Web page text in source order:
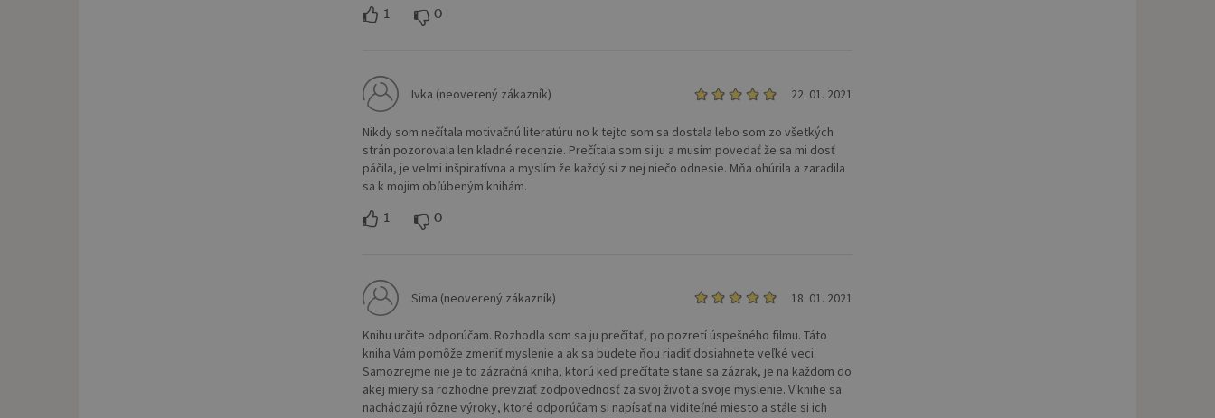
1 0
Ivka (neoverený zákazník) 22. 01. 2021
Nikdy som nečítala motivačnú literatúru no k tejto som sa dostala lebo som zo všetkých
strán pozorovala len kladné recenzie. Prečítala som si ju a musím povedať že sa mi dosť
páčila, je veľmi inšpiratívna a myslím že každý si z nej niečo odnesie. Mňa ohúrila a zaradila
sa k mojim obľúbeným knihám.
1 0
Sima (neoverený zákazník) 18. 01. 2021
Knihu určite odporúčam. Rozhodla som sa ju prečítať, po pozretí úspešného filmu. Táto
kniha Vám pomôže zmeniť myslenie a ak sa budete ňou riadiť dosiahnete veľké veci.
Samozrejme nie je to zázračná kniha, ktorú keď prečítate stane sa zázrak, je na každom do
akej miery sa rozhodne prevziať zodpovednosť za svoj život a svoje myslenie. V knihe sa
nachádzajú rôzne výroky, ktoré odporúčam si napísať na viditeľné miesto a stále si ich